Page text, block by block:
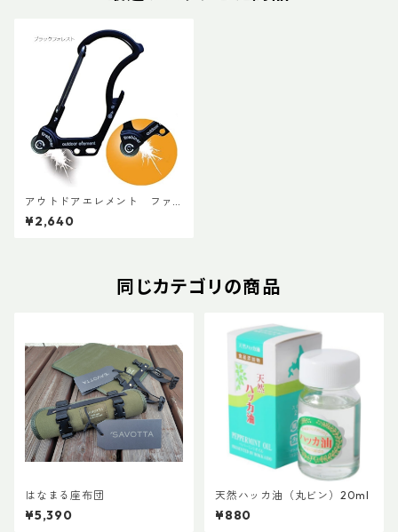
アウトドアエレメント ファ
イヤービナー
¥2,640
同じカテゴリの商品
はなまる座布団
¥5,390
天然ハッカ油（丸ビン）20ml
¥880